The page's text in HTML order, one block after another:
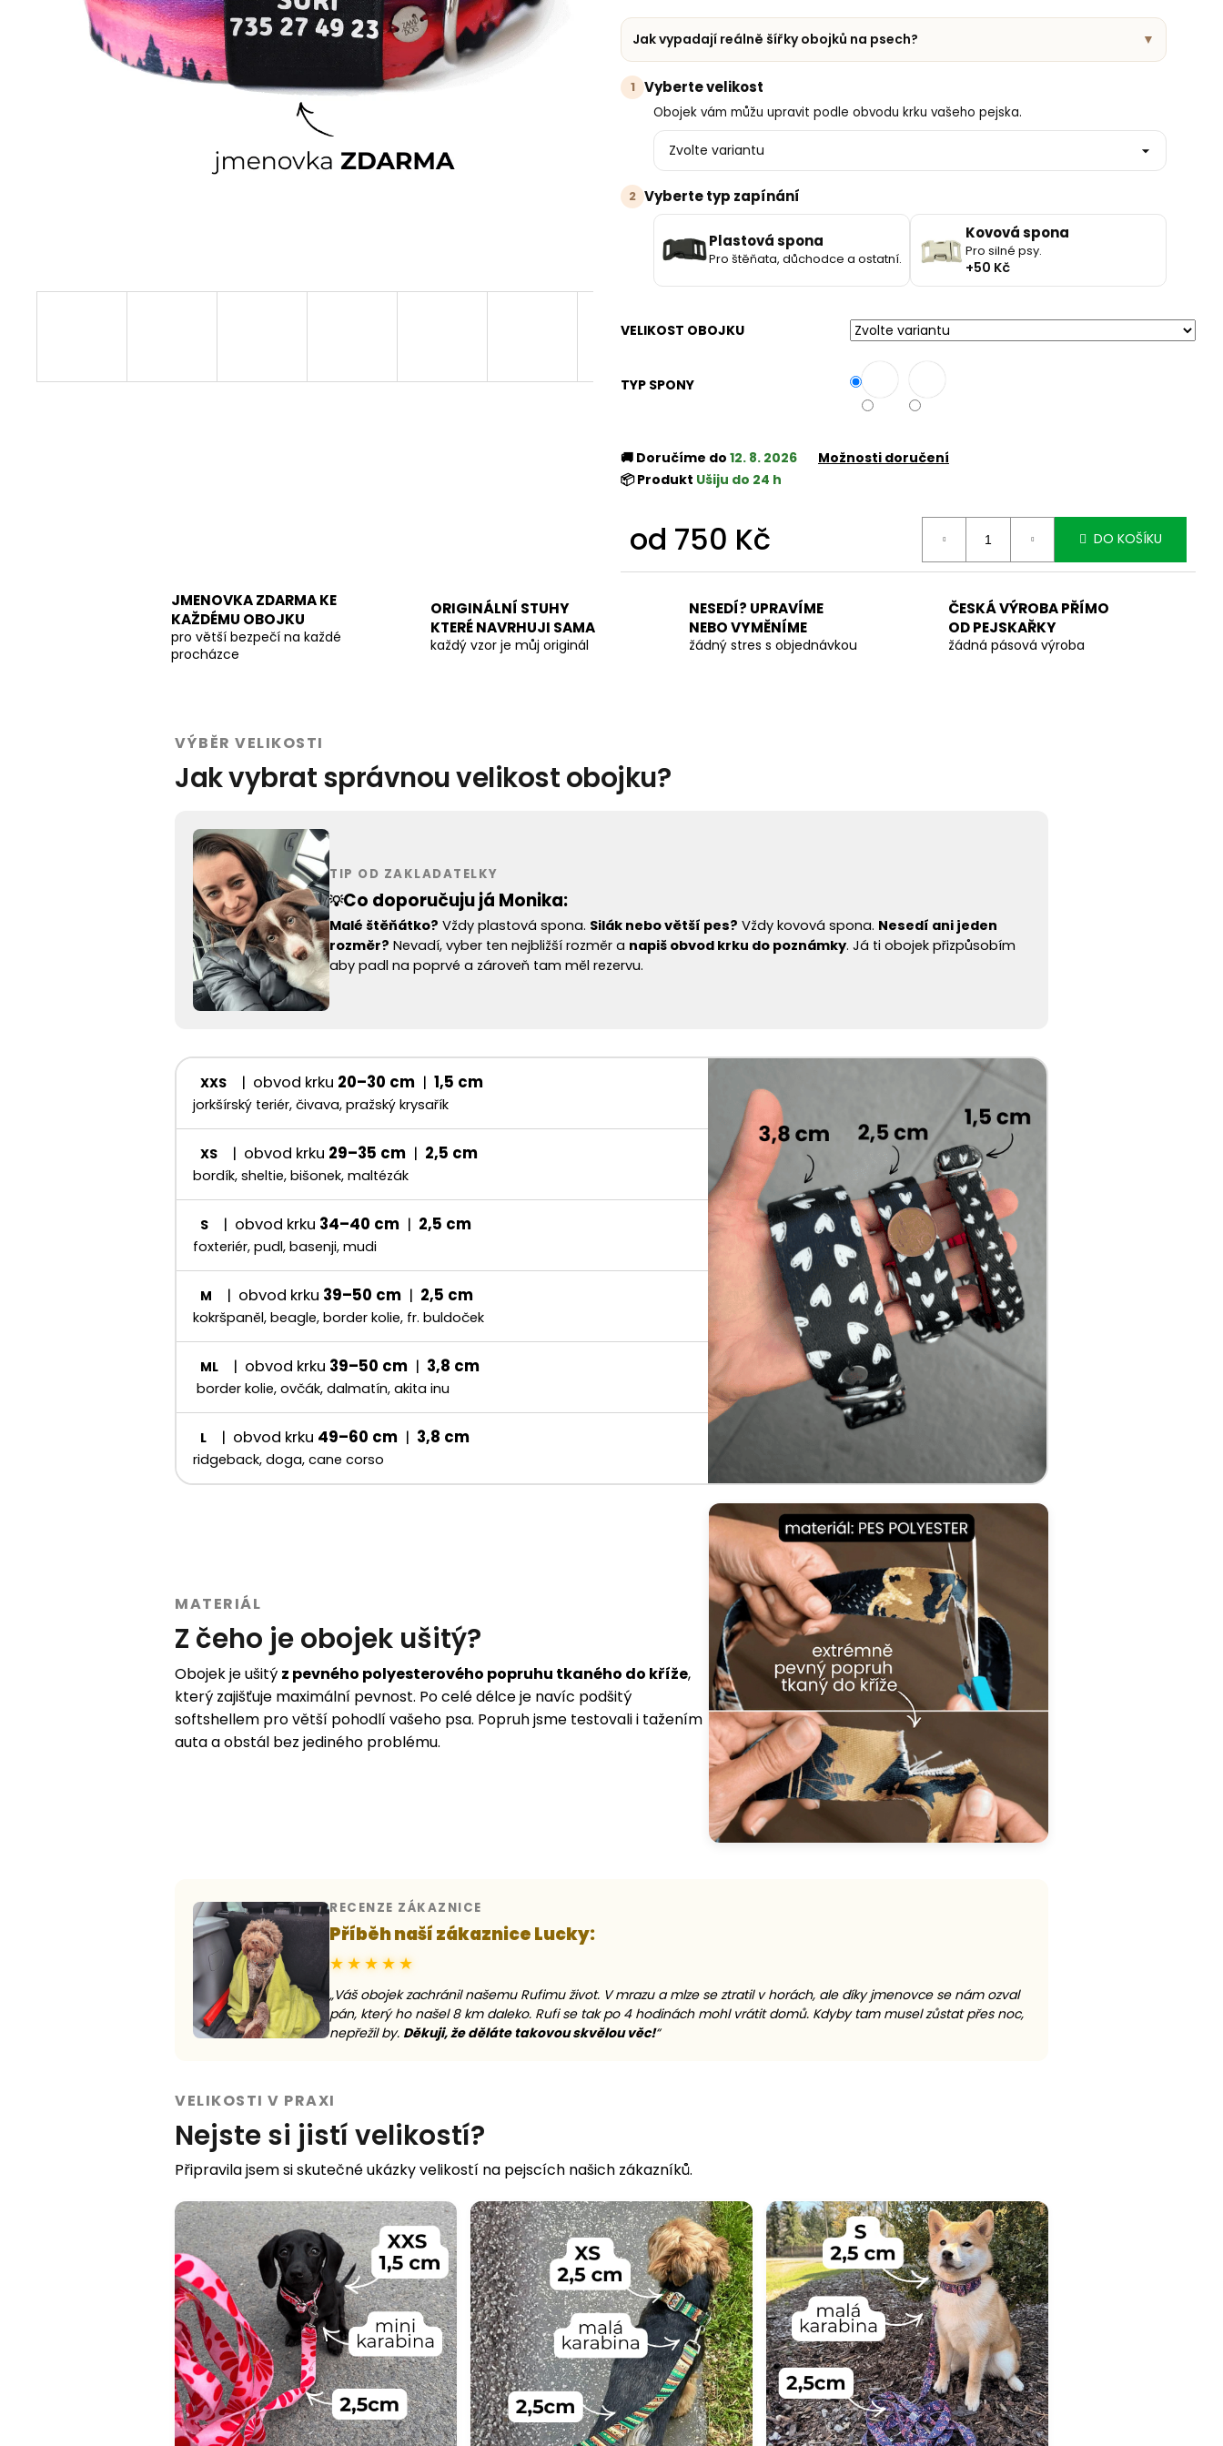
Jak vypadají reálně šířky obojků na psech? ▼
1 Vyberte velikost
Obojek vám můžu upravit podle obvodu krku vašeho pejska.
2 Vyberte typ zapínání
Plastová spona
Pro štěňata, důchodce a ostatní.
Kovová spona
Pro silné psy.
+50 Kč
VELIKOST OBOJKU
TYP SPONY
🚚 Doručíme do 12. 8. 2026
Možnosti doručení
📦 Produkt Ušiju do 24 h
od 750 Kč
cena:
DO KOŠÍKU
JMENOVKA ZDARMA KE
KAŽDÉMU OBOJKU
pro větší bezpečí na každé
procházce
ORIGINÁLNÍ STUHY
KTERÉ NAVRHUJI SAMA
každý vzor je můj originál
NESEDÍ? UPRAVÍME
NEBO VYMĚNÍME
žádný stres s objednávkou
ČESKÁ VÝROBA PŘÍMO
OD PEJSKAŘKY
žádná pásová výroba
VÝBĚR VELIKOSTI
Jak vybrat správnou velikost obojku?
TIP OD ZAKLADATELKY
💡Co doporučuju já Monika:
Malé štěňátko? Vždy plastová spona. Silák nebo větší pes? Vždy kovová spona. Nesedí ani jeden
rozměr? Nevadí, vyber ten nejbližší rozměr a napiš obvod krku do poznámky. Já ti obojek přizpůsobím
aby padl na poprvé a zároveň tam měl rezervu.
XXS | obvod krku 20–30 cm | 1,5 cm
jorkšírský teriér, čivava, pražský krysařík
XS | obvod krku 29–35 cm | 2,5 cm
bordík, sheltie, bišonek, maltézák
S | obvod krku 34–40 cm | 2,5 cm
foxteriér, pudl, basenji, mudi
M | obvod krku 39–50 cm | 2,5 cm
kokršpaněl, beagle, border kolie, fr. buldoček
ML | obvod krku 39–50 cm | 3,8 cm
border kolie, ovčák, dalmatín, akita inu
L | obvod krku 49–60 cm | 3,8 cm
ridgeback, doga, cane corso
MATERIÁL
Z čeho je obojek ušitý?
Obojek je ušitý z pevného polyesterového popruhu tkaného do kříže,
který zajišťuje maximální pevnost. Po celé délce je navíc podšitý
softshellem pro větší pohodlí vašeho psa. Popruh jsme testovali i tažením
auta a obstál bez jediného problému.
RECENZE ZÁKAZNICE
Příběh naší zákaznice Lucky:
★★★★★
„Váš obojek zachránil našemu Rufimu život. V mrazu a mlze se ztratil v horách, ale díky jmenovce se nám ozval
pán, který ho našel 8 km daleko. Rufi se tak po 4 hodinách mohl vrátit domů. Kdyby tam musel zůstat přes noc,
nepřežil by. Děkuji, že děláte takovou skvělou věc!“
VELIKOSTI V PRAXI
Nejste si jistí velikostí?
Připravila jsem si skutečné ukázky velikostí na pejscích našich zákazníků.